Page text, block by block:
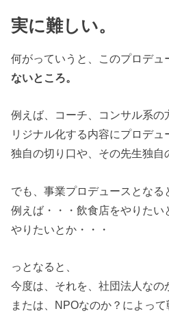
実に難しい。
何がっていうと、このプロデュ
ないところ。
例えば、コーチ、コンサル系の
リジナル化する内容にプロデュ
独自の切り口や、その先生独自
でも、事業プロデュースとなる
例えば・・・飲食店をやりたい
やりたいとか・・・
っとなると、
今度は、それを、社団法人なの
または、NPOなのか？によって